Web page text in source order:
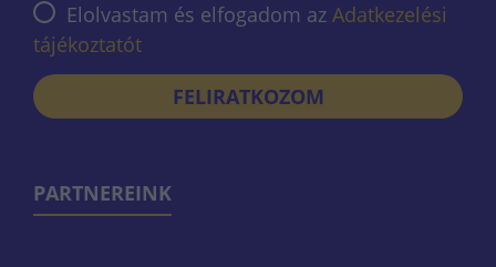
Elolvastam és elfogadom az Adatkezelési
tájékoztatót
FELIRATKOZOM
PARTNEREINK